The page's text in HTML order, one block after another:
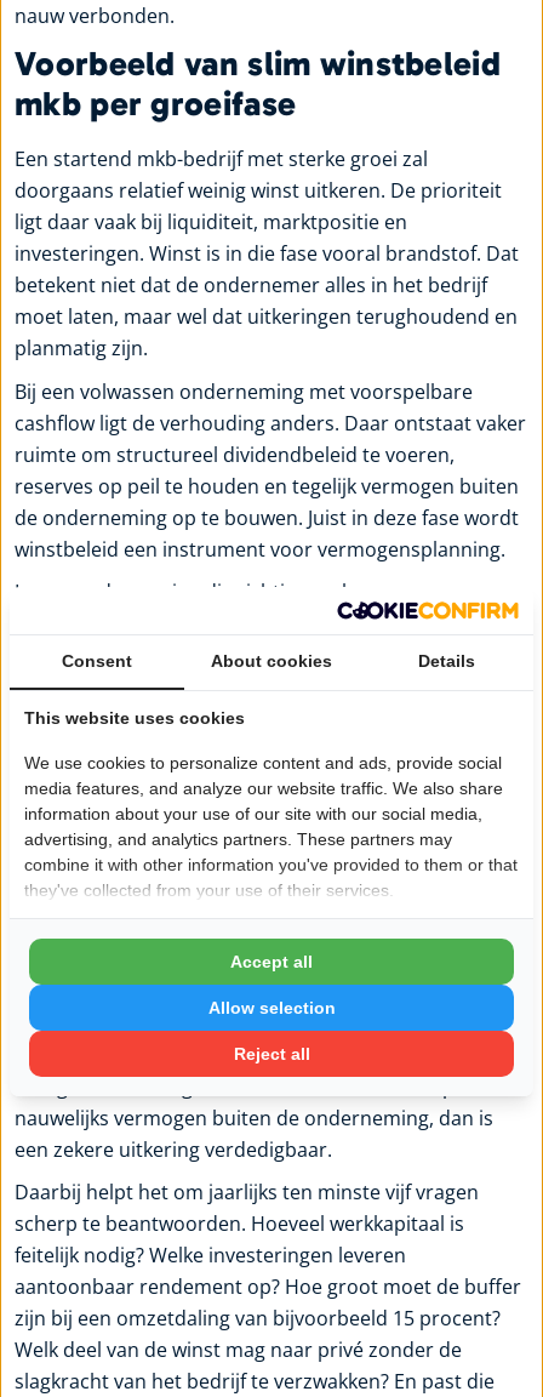
nauw verbonden.
Voorbeeld van slim winstbeleid
mkb per groeifase
Een startend mkb-bedrijf met sterke groei zal
doorgaans relatief weinig winst uitkeren. De prioriteit
ligt daar vaak bij liquiditeit, marktpositie en
investeringen. Winst is in die fase vooral brandstof. Dat
betekent niet dat de ondernemer alles in het bedrijf
moet laten, maar wel dat uitkeringen terughoudend en
planmatig zijn.
Bij een volwassen onderneming met voorspelbare
cashflow ligt de verhouding anders. Daar ontstaat vaker
ruimte om structureel dividendbeleid te voeren,
reserves op peil te houden en tegelijk vermogen buiten
de onderneming op te bouwen. Juist in deze fase wordt
winstbeleid een instrument voor vermogensplanning.
In een onderneming die richting verkoop,
bedrijfsopvolging of management buy-out beweegt,
krijgt winstbeleid opnieuw een andere lading. Dan telt
niet alleen de absolute winst, maar ook de kwaliteit van
de cijfers. Kopers waarderen voorspelbaarheid,
incidentele meevallers. Een bedrijf dat zijn winstbeleid
op orde heeft, toont bestuurlijke volwassenheid.
Welke vragen een ondernemer zichzelf moet
stellen
winst moet doen. Moet de onderneming de komende
twee jaar investeren in mensen en systemen, dan ligt
een hogere reservering voor de hand. Is de markt
volatiel of afhankelijk van regelgeving, dan is een
nauwelijks vermogen buiten de onderneming, dan is
een zekere uitkering verdedigbaar.
Daarbij helpt het om jaarlijks ten minste vijf vragen
scherp te beantwoorden. Hoeveel werkkapitaal is
feitelijk nodig? Welke investeringen leveren
aantoonbaar rendement op? Hoe groot moet de buffer
zijn bij een omzetdaling van bijvoorbeeld 15 procent?
Welk deel van de winst mag naar privé zonder de
slagkracht van het bedrijf te verzwakken? En past die
Consent About cookies Details
This website uses cookies
We use cookies to personalize content and ads, provide social
media features, and analyze our website traffic. We also share
information about your use of our site with our social media,
advertising, and analytics partners. These partners may
combine it with other information you've provided to them or that
they've collected from your use of their services.
Reject all
Allow selection
Accept all